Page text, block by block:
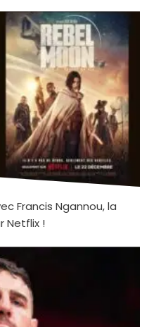
Francis Ngannou, la
Netflix !